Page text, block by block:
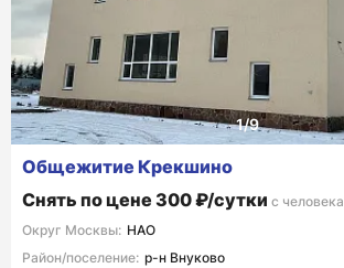
Общежитие Крекшино
Снять по цене 300 ₽/сутки с человека
Округ Москвы: НАО
Район/поселение: р-н Внуково